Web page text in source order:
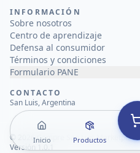
Inicio Productos
INFORMACIÓN
Sobre nosotros
Centro de aprendizaje
Defensa al consumidor
Términos y condiciones
Formulario PANE
CONTACTO
San Luis, Argentina
© 2026Compre San Luis Marketplace
Versión 1.0.1